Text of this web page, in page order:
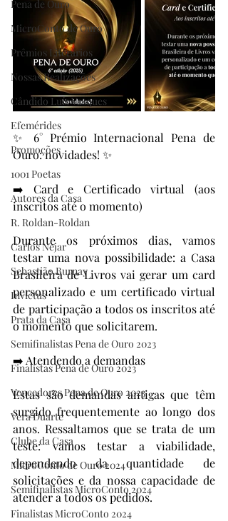
Pena de Ouro
MicroConto de Ouro
Prêmios Literários
Nossas Realizações
Cândido Luís Vasques
Efemérides
Promoções
1001 Poetas
Autores da Casa
R. Roldan-Roldan
Carlos Nejar
Sebastião Burnay
Invictus
Prata da Casa
Semifinalistas Pena de Ouro 2023
Finalistas Pena de Ouro 2023
Vencedores Pena de Ouro 2023
Vera Duarte
Clube da Casa
MicroConto de Ouro 2024
Semifinalistas MicroConto 2024
Finalistas MicroConto 2024
✨ 6° Prémio Internacional Pena de
Ouro: novidades! ✨
➡️ Card e Certificado virtual (aos
inscritos até o momento)
Durante os próximos dias, vamos
testar uma nova possibilidade: a Casa
Brasileira de Livros vai gerar um card
personalizado e um certificado virtual
de participação a todos os inscritos até
o momento que solicitarem.
➡️ Atendendo a demandas
Estas são demandas antigas que têm
surgido frequentemente ao longo dos
anos. Ressaltamos que se trata de um
teste: vamos testar a viabilidade,
dependendo da quantidade de
solicitações e da nossa capacidade de
atender a todos os pedidos.